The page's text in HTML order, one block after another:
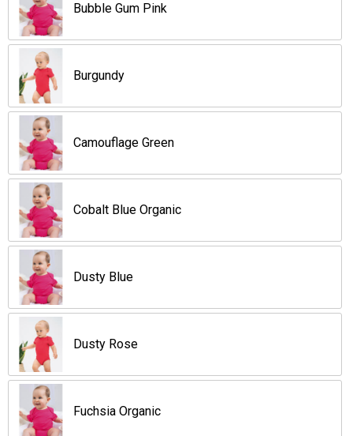
Jassen
Been- en voetbescherming
Overalls
Schorten en Sloven
Gilets
Regenkleding
Hygiëne en Persoonlijke verzorging
Reistassen
Koffers en Trolleys
Sporttassen
Boodschappentassen
Schoudertassen
Matrozentassen
Papieren tassen
Tablettassen
Heuptassen
Opvouwbare tassen
Waterbestendige tassen
Bubble Gum Pink
Burgundy
Camouflage Green
Cobalt Blue Organic
Dusty Blue
Dusty Rose
Fuchsia Organic